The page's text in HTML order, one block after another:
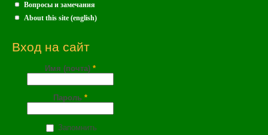
Вопросы и замечания
About this site (english)
Вход на сайт
Имя (почта) *
Пароль *
Запомнить